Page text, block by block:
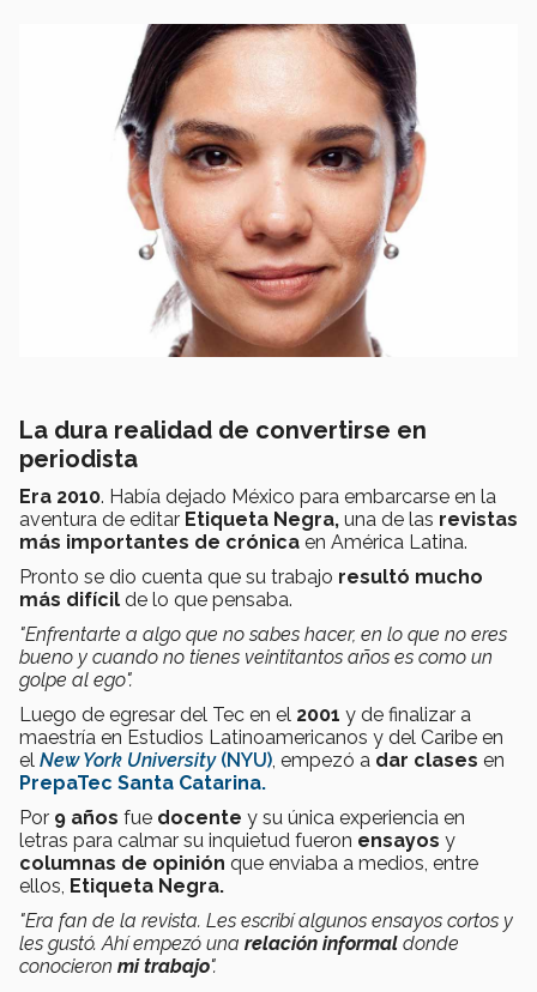
La dura realidad de convertirse en
periodista
Era 2010. Había dejado México para embarcarse en la
aventura de editar Etiqueta Negra, una de las revistas
más importantes de crónica en América Latina.
Pronto se dio cuenta que su trabajo resultó mucho
más difícil de lo que pensaba.
"Enfrentarte a algo que no sabes hacer, en lo que no eres
bueno y cuando no tienes veintitantos años es como un
golpe al ego".
Luego de egresar del Tec en el 2001 y de finalizar a
maestría en Estudios Latinoamericanos y del Caribe en
el New York University (NYU) , empezó a dar clases en
PrepaTec Santa Catarina.
Por 9 años fue docente y su única experiencia en
letras para calmar su inquietud fueron ensayos y
columnas de opinión que enviaba a medios, entre
ellos, Etiqueta Negra.
"Era fan de la revista. L es escribí algunos ensayos cortos y
les gustó. Ahí empezó una relación informal donde
conocieron mi trabajo".